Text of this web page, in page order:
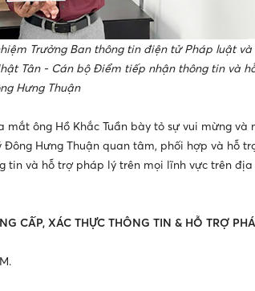
Trưởng Ban thông tin điện tử Pháp luật và
Tân - Cán bộ Điểm tiếp nhận thông tin và
Hưng Thuận
ông Hồ Khắc Tuần bày tỏ sự vui mừng và
Hưng Thuận quan tâm, phối hợp và hỗ
tin và hỗ trợ pháp lý trên mọi lĩnh vực trên
CẤP, XÁC THỰC THÔNG TIN & HỖ TRỢ